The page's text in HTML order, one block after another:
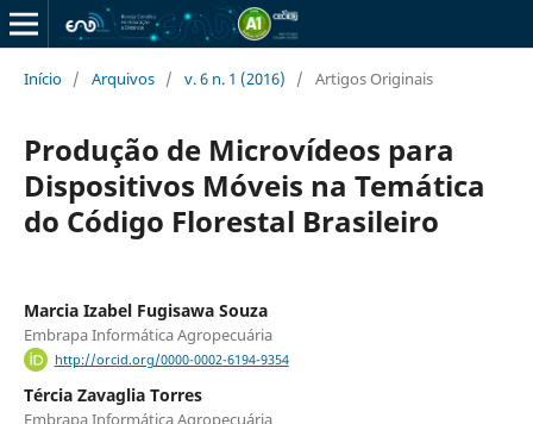
Início / Arquivos / v. 6 n. 1 (2016) / Artigos Originais
Produção de Microvídeos para
Dispositivos Móveis na Temática
do Código Florestal Brasileiro
Marcia Izabel Fugisawa Souza
Embrapa Informática Agropecuária
http://orcid.org/0000-0002-6194-9354
Tércia Zavaglia Torres
Embrapa Informática Agropecuária